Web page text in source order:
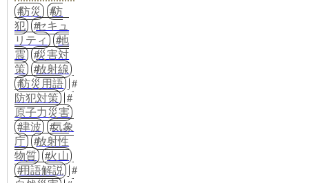
防災
防
犯
セキュ
リティ
地
震
災害対
策
放射線
防災用語
防犯対策
原子力災害
津波
気象
庁
放射性
物質
火山
用語解説